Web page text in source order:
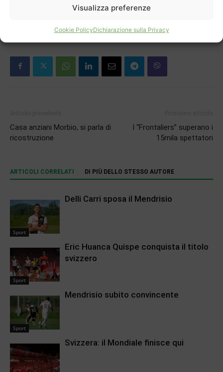
Visualizza preferenze
Cookie PolicyDichiarazione sulla Privacy
Casa anziani Morbio, si parla di
ricostruzione
I “Frontaliers” superano i
15mila spettatori
ARTICOLI CORRELATI DI PIÙ DELLO STESSO AUTORE
Sport
Delli Carri sposa il Mendrisio
Sport
Eric Huanca Quispe conquista il titolo
svizzero
Sport
Mendrisio subito convincente
Svizzera: il Mondiale finisce qui